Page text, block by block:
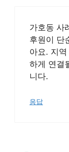
가호동 사
후원이 단
아요. 지
하게 연결
니다.
응답